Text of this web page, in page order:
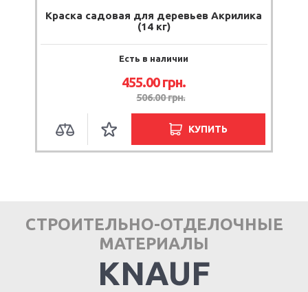
Краска садовая для деревьев Акрилика
(14 кг)
Есть в наличии
455.00грн.
506.00грн.
КУПИТЬ
СТРОИТЕЛЬНО-ОТДЕЛОЧНЫЕ
МАТЕРИАЛЫ
KNAUF